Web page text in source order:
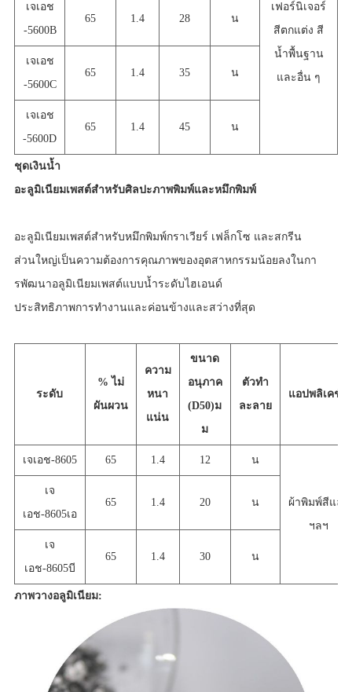
เฟอร์นิเจอร์
สีตกแต่ง สี
น้ำพื้นฐาน
และอื่น ๆ
เจเอช
-5600B
65 1.4 28 น
เจเอช
-5600C
65 1.4 35 น
เจเอช
-5600D
65 1.4 45 น
ชุดเงินน้ำ
อะลูมิเนียมเพสต์สำหรับศิลปะภาพพิมพ์และหมึกพิมพ์
อะลูมิเนียมเพสต์สำหรับหมึกพิมพ์กราเวียร์ เฟล็กโซ และสกรีน
ส่วนใหญ่เป็นความต้องการคุณภาพของอุตสาหกรรมน้อยลงในกา
รพัฒนาอลูมิเนียมเพสต์แบบน้ำระดับไฮเอนด์
ประสิทธิภาพการทำงานและค่อนข้างและสว่างที่สุด
ระดับ
% ไม่
ผันผวน
ความ
หนา
แน่น
ขนาด
อนุภาค
(D50)ม
ม
ตัวทำ
ละลาย
แอปพลิเคชัน
เจเอช-8605 65 1.4 12 น
ผ้าพิมพ์สีและ
ฯลฯ
เจ
เอช-8605เอ
65 1.4 20 น
เจ
เอช-8605บี
65 1.4 30 น
ภาพวางอลูมิเนียม: